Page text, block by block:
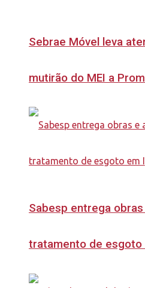
Sebrae Móvel leva
mutirão do MEI a
Sabesp entrega
tratamento de esgoto